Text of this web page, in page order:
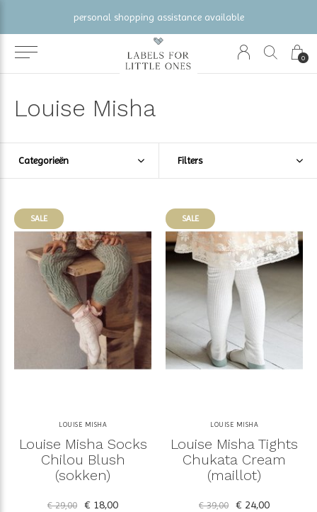
0
personal shopping assistance available
Louise Misha
Categorieën Filters
SALE
LOUISE MISHA
Louise Misha Socks
Chilou Blush
(sokken)
€ 29,00 € 18,00
SALE
LOUISE MISHA
Louise Misha Tights
Chukata Cream
(maillot)
€ 39,00 € 24,00